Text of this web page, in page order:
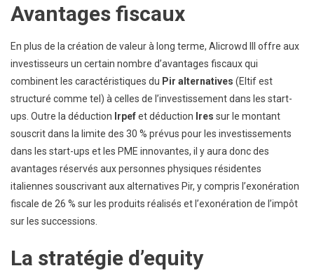
Avantages fiscaux
En plus de la création de valeur à long terme, Alicrowd III offre aux
investisseurs un certain nombre d’avantages fiscaux qui
combinent les caractéristiques du Pir alternatives (Eltif est
structuré comme tel) à celles de l’investissement dans les start-
ups. Outre la déduction Irpefet déduction Ires sur le montant
souscrit dans la limite des 30 % prévus pour les investissements
dans les start-ups et les PME innovantes, il y aura donc des
avantages réservés aux personnes physiques résidentes
italiennes souscrivant aux alternatives Pir, y compris l’exonération
fiscale de 26 % sur les produits réalisés et l’exonération de l’impôt
sur les successions.
La stratégie d’equity